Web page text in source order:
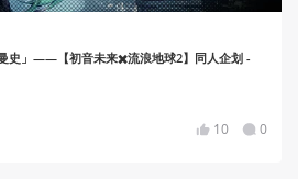
曼史」——【初音未来✖️流浪地球2】同人企划 -
10 0